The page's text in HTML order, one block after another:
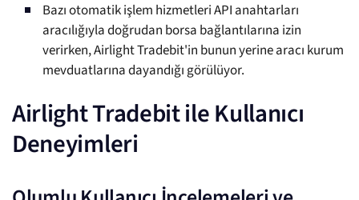
Bazı otomatik işlem hizmetleri API anahtarları
aracılığıyla doğrudan borsa bağlantılarına izin
verirken, Airlight Tradebit'in bunun yerine aracı kurum
mevduatlarına dayandığı görülüyor.
Airlight Tradebit ile Kullanıcı
Deneyimleri